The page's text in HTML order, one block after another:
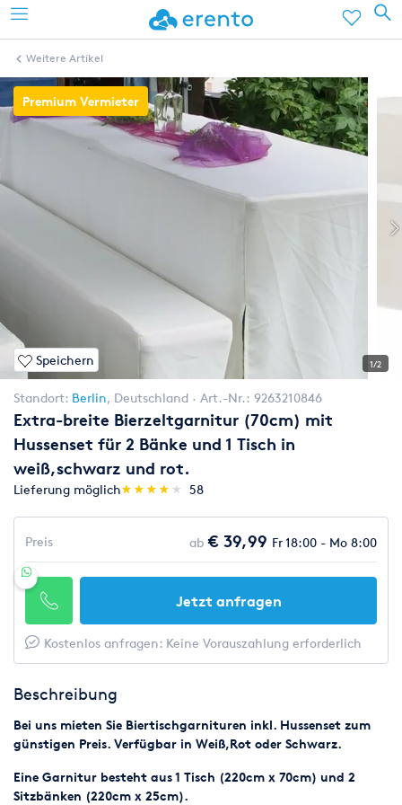
Weitere Artikel
Speichern 1/2
Premium Vermieter
Standort: Berlin, Deutschland Art.-Nr.: 9263210846
Extra-breite Bierzeltgarnitur (70cm) mit
Hussenset für 2 Bänke und 1 Tisch in
weiß,schwarz und rot.
Lieferung möglich(*)
★
★
(*)★
★
(*) ★
★
(*) ★
★
(*) ★
★ 58
Preis ab € 39,99 Fr 18:00 - Mo 8:00
Jetzt anfragen
Kostenlos anfragen: Keine Vorauszahlung erforderlich
Beschreibung
Bei uns mieten Sie Biertischgarnituren inkl. Hussenset zum
günstigen Preis. Verfügbar in Weiß,Rot oder Schwarz.
Eine Garnitur besteht aus 1 Tisch (220cm x 70cm) und 2
Sitzbänken (220cm x 25cm).